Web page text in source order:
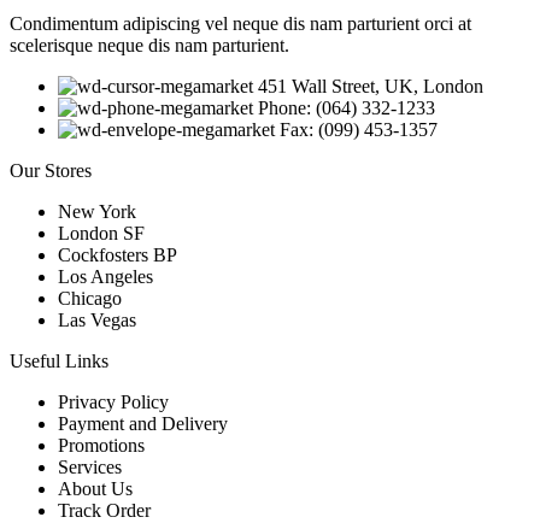
Condimentum adipiscing vel neque dis nam parturient orci at
scelerisque neque dis nam parturient.
451 Wall Street, UK, London
Phone: (064) 332-1233
Fax: (099) 453-1357
Our Stores
New York
London SF
Cockfosters BP
Los Angeles
Chicago
Las Vegas
Useful Links
Privacy Policy
Payment and Delivery
Promotions
Services
About Us
Track Order